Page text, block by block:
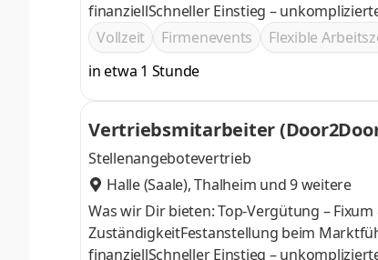
finanziellSchneller Einstieg –
Vollzeit
Firmenevents Flexible
in etwa 1 Stunde
Vertriebsmitarbeiter
Stellenangebotevertrieb
Halle (Saale),Thalheim und 9 weitere
Was wir Dir bieten: Top-Vergütung –
ZuständigkeitFestanstellung beim
finanziellSchneller Einstieg –